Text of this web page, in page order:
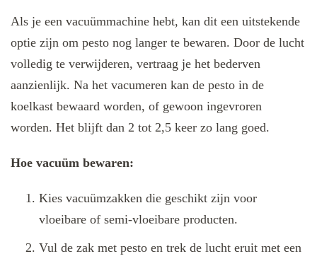
Als je een vacuümmachine hebt, kan dit een uitstekende
optie zijn om pesto nog langer te bewaren. Door de lucht
volledig te verwijderen, vertraag je het bederven
aanzienlijk. Na het vacumeren kan de pesto in de
koelkast bewaard worden, of gewoon ingevroren
worden. Het blijft dan 2 tot 2,5 keer zo lang goed.
Hoe vacuüm bewaren:
Kies vacuümzakken die geschikt zijn voor
vloeibare of semi-vloeibare producten.
Vul de zak met pesto en trek de lucht eruit met een